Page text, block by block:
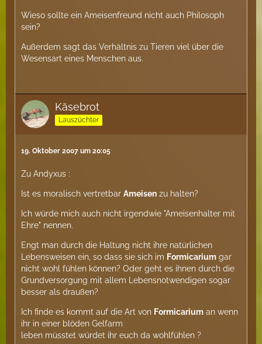
Wieso sollte ein Ameisenfreund nicht auch Philosoph
sein?
Außerdem sagt das Verhältnis zu Tieren viel über die
Wesensart eines Menschen aus.
Käsebrot
Lauszüchter
19. Oktober 2007 um 20:05
Zu Andyxus :
Ist es moralisch vertretbar Ameisen zu halten?
Ich würde mich auch nicht irgendwie "Ameisenhalter mit
Ehre" nennen.
Engt man durch die Haltung nicht ihre natürlichen
Lebensweisen ein, so dass sie sich im Formicarium gar
nicht wohl fühlen können? Oder geht es ihnen durch die
Grundversorgung mit allem Lebensnotwendigen sogar
besser als draußen?
Ich finde es kommt auf die Art von Formicarium an wenn
ihr in einer blöden Gelfarm
leben müsstet würdet ihr euch da wohlfühlen ?